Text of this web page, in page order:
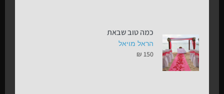
כמה טוב שבאת
הראל מויאל
₪ 150